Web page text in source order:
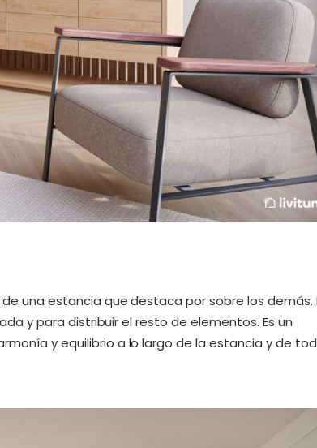
una estancia que destaca por sobre los demás.
y para distribuir el resto de elementos. Es un
y equilibrio a lo largo de la estancia y de